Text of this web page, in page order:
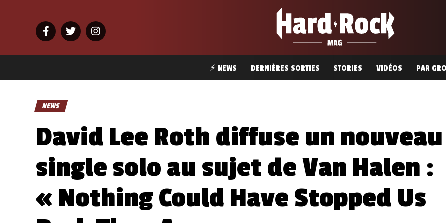
⚡ NEWS DERNIÈRES SORTIES STORIES VIDÉOS PAR
NEWS
David Lee Roth diffuse un nouveau
single solo au sujet de Van Halen :
« Nothing Could Have Stopped Us